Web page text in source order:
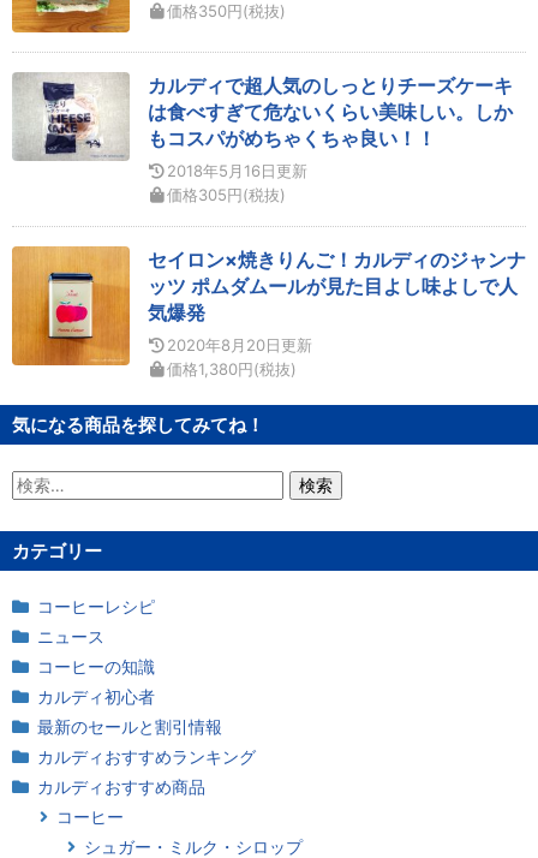
価格350円(税抜)
カルディで超人気のしっとりチーズケーキ
は食べすぎて危ないくらい美味しい。しか
もコスパがめちゃくちゃ良い！！
2018年5月16日更新
価格305円(税抜)
セイロン×焼きりんご！カルディのジャンナ
ッツ ポムダムールが見た目よし味よしで人
気爆発
2020年8月20日更新
価格1,380円(税抜)
気になる商品を探してみてね！
検
カテゴリー
コーヒーレシピ
ニュース
コーヒーの知識
カルディ初心者
最新のセールと割引情報
カルディおすすめランキング
カルディおすすめ商品
コーヒー
シュガー・ミルク・シロップ